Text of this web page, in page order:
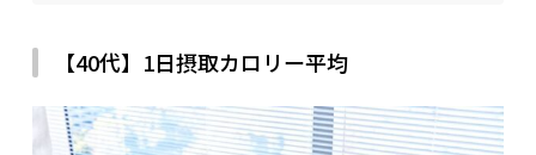
【40代】1日摂取カロリー平均